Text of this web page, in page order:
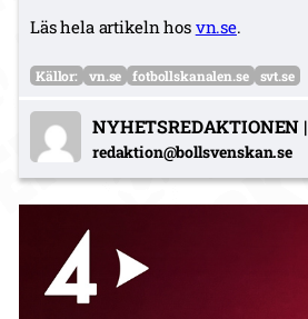
Läs hela artikeln hos vn.se.
Källor: vn.se fotbollskanalen.se svt.se
NYHETSREDAKTIONEN |
redaktion@bollsvenskan.se